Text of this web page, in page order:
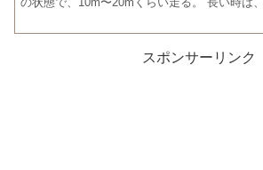
スポンサーリンク